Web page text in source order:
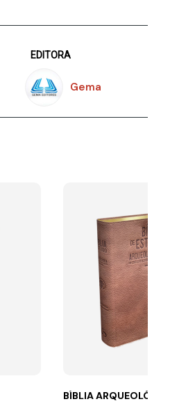
EDITORA
Gema
BÍBLIA